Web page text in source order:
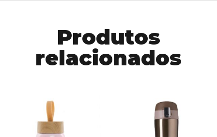
Produtos
relacionados